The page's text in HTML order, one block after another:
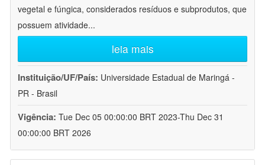
vegetal e fúngica, considerados resíduos e subprodutos, que
possuem atividade...
leia mais
Instituição/UF/País: Universidade Estadual de Maringá -
PR - Brasil
Vigência: Tue Dec 05 00:00:00 BRT 2023-Thu Dec 31
00:00:00 BRT 2026